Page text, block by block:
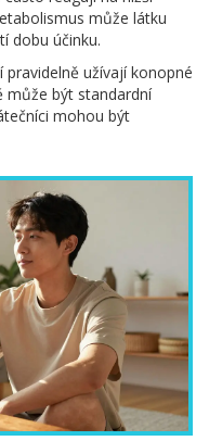
může látku
dobu účinku.
pravidelně užívají konopné
může být standardní
mohou být